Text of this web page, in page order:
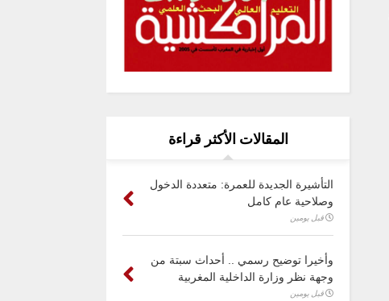
المقالات الأكثر قراءة
التأشيرة الجديدة للعمرة: متعددة الدخول
وصلاحية عام كامل
قبل يومين
وأخيرا توضيح رسمي .. أحداث سبتة من
وجهة نظر وزارة الداخلية المغربية
قبل يومين